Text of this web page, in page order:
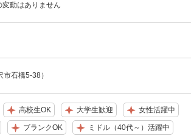
動はありません
石橋5-38）
高校生OK 大学生歓迎 女性活躍中
ブランクOK ミドル（40代～）活躍中